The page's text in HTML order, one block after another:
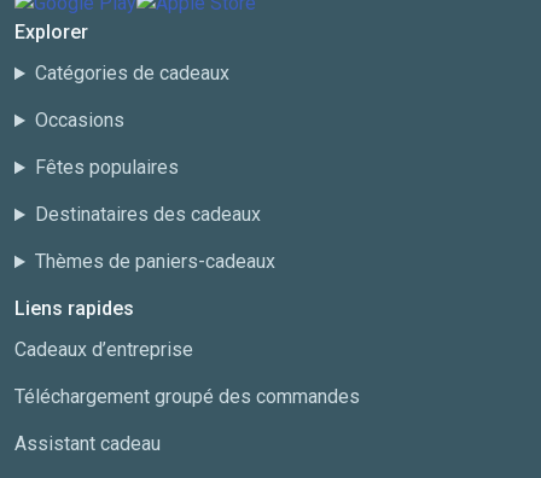
Explorer
Catégories de cadeaux
Occasions
Fêtes populaires
Destinataires des cadeaux
Thèmes de paniers-cadeaux
Liens rapides
Cadeaux d’entreprise
Téléchargement groupé des commandes
Assistant cadeau